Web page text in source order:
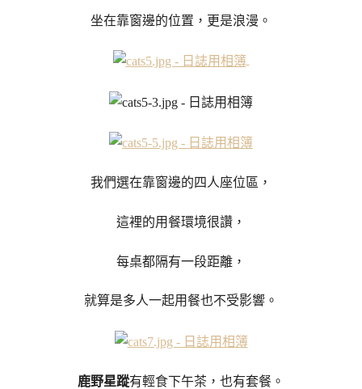
坐在靠窗邊的位置，更是浪漫。
我們選在靠窗邊的四人座位區，
這裡的用餐環境很讚，
每桌都隔有一段距離，
就算是多人一起用餐也不受影響。
鹿野星蹤有輕食下午茶，也有套餐。